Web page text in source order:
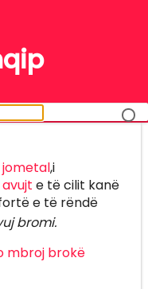
jometal,i
avujt e të cilit kanë
e të rëndë
bromi.
mbroj brokë